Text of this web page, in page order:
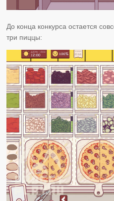
До конца конкурса остается
три пиццы: